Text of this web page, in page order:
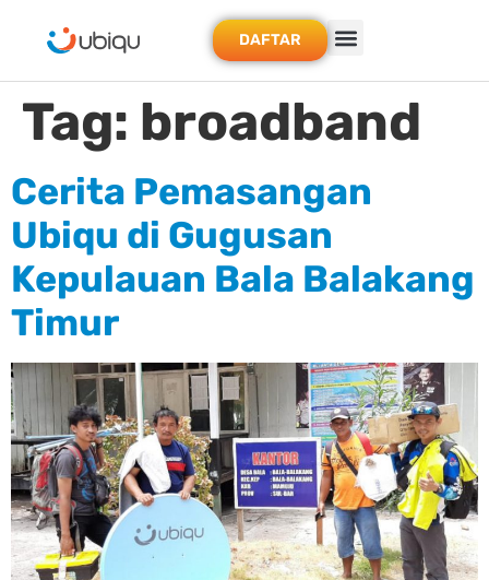
DAFTAR
Tag: broadband
Cerita Pemasangan
Ubiqu di Gugusan
Kepulauan Bala Balakang
Timur